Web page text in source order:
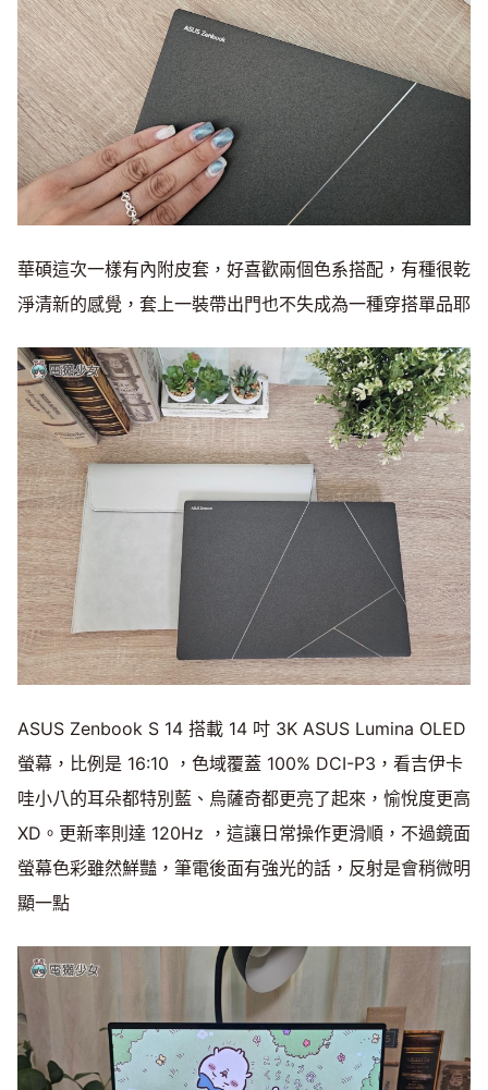
華碩這次一樣有內附皮套，好喜歡兩個色系搭配，有種很乾
淨清新的感覺，套上一裝帶出門也不失成為一種穿搭單品耶
ASUS Zenbook S 14 搭載 14 吋 3K ASUS Lumina OLED
螢幕，比例是 16:10 ，色域覆蓋 100% DCI-P3，看吉伊卡
哇小八的耳朵都特別藍、烏薩奇都更亮了起來，愉悅度更高
XD。更新率則達 120Hz ，這讓日常操作更滑順，不過鏡面
螢幕色彩雖然鮮豔，筆電後面有強光的話，反射是會稍微明
顯一點